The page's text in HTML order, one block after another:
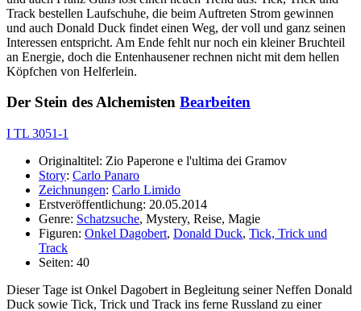
Track bestellen Laufschuhe, die beim Auftreten Strom gewinnen
und auch Donald Duck findet einen Weg, der voll und ganz seinen
Interessen entspricht. Am Ende fehlt nur noch ein kleiner Bruchteil
an Energie, doch die Entenhausener rechnen nicht mit dem hellen
Köpfchen von Helferlein.
Der Stein des Alchemisten Bearbeiten
I TL 3051-1
Originaltitel: Zio Paperone e l'ultima dei Gramov
Story: Carlo Panaro
Zeichnungen: Carlo Limido
Erstveröffentlichung: 20.05.2014
Genre: Schatzsuche, Mystery, Reise, Magie
Figuren: Onkel Dagobert, Donald Duck, Tick, Trick und
Track
Seiten: 40
Dieser Tage ist Onkel Dagobert in Begleitung seiner Neffen Donald
Duck sowie Tick, Trick und Track ins ferne Russland zu einer